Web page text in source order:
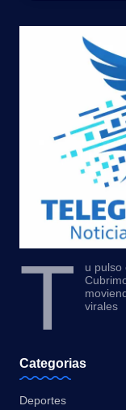
T
u pulso
virales
Categorias
Deportes